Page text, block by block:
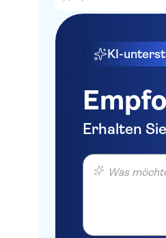
KI-
Erhalten
Was möchten Sie